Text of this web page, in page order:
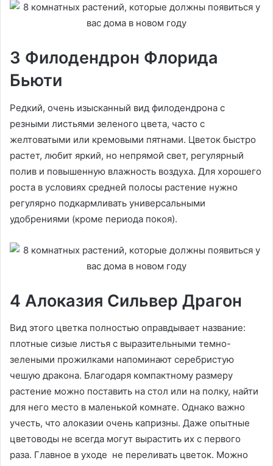
3 Филодендрон Флорида
Бьюти
Редкий, очень изысканный вид филодендрона с
резными листьями зеленого цвета, часто с
желтоватыми или кремовыми пятнами. Цветок быстро
растет, любит яркий, но непрямой свет, регулярный
полив и повышенную влажность воздуха. Для хорошего
роста в условиях средней полосы растение нужно
регулярно подкармливать универсальными
удобрениями (кроме периода покоя).
4 Алоказия Сильвер Драгон
Вид этого цветка полностью оправдывает название:
плотные сизые листья с выразительными темно-
зелеными прожилками напоминают серебристую
чешую дракона. Благодаря компактному размеру
растение можно поставить на стол или на полку, найти
для него место в маленькой комнате. Однако важно
учесть, что алоказии очень капризны. Даже опытные
цветоводы не всегда могут вырастить их с первого
раза. Главное в уходе не переливать цветок. Можно